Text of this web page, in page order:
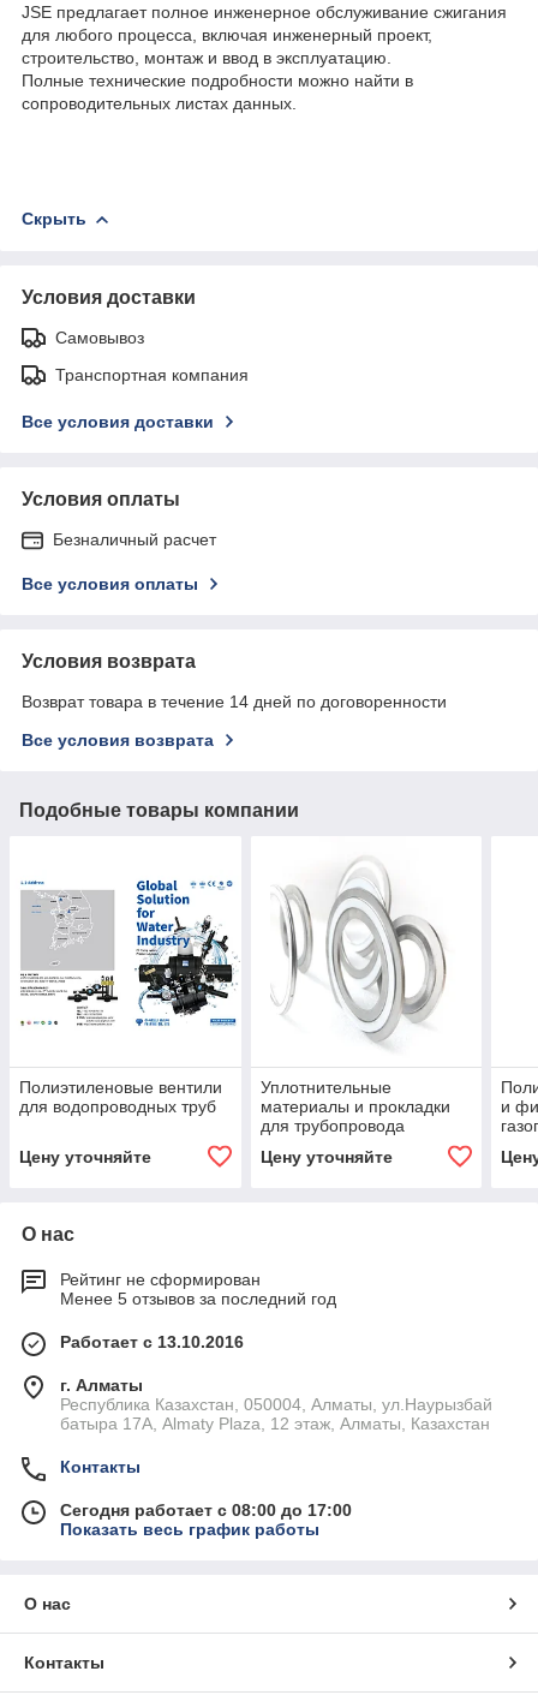
JSE предлагает полное инженерное обслуживание сжигания
для любого процесса, включая инженерный проект,
строительство, монтаж и ввод в эксплуатацию.
Полные технические подробности можно найти в
сопроводительных листах данных.
Скрыть
Условия доставки
Самовывоз
Транспортная компания
Все условия доставки
Условия оплаты
Безналичный расчет
Все условия оплаты
Условия возврата
Возврат товара в течение 14 дней по договоренности
Все условия возврата
Подобные товары компании
Полиэтиленовые вентили
для водопроводных труб
Цену уточняйте
Уплотнительные
материалы и прокладки
для трубопровода
Цену уточняйте
и
О нас
Рейтинг не сформирован
Менее 5 отзывов за последний год
Работает с 13.10.2016
г. Алматы
Республика Казахстан, 050004, Алматы, ул.Наурызбай
батыра 17А, Almaty Plaza, 12 этаж, Алматы, Казахстан
Контакты
Сегодня работает с 08:00 до 17:00
Показать весь график работы
О нас
Контакты